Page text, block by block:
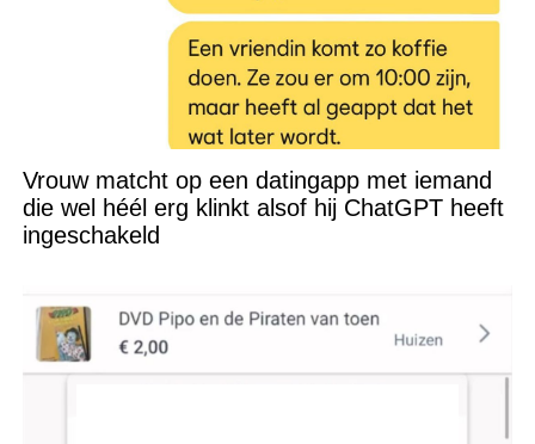
Vrouw matcht op een datingapp met iemand
die wel héél erg klinkt alsof hij ChatGPT heeft
ingeschakeld